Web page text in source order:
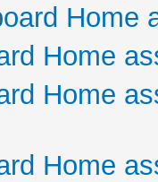
Home
Home
Home
Home